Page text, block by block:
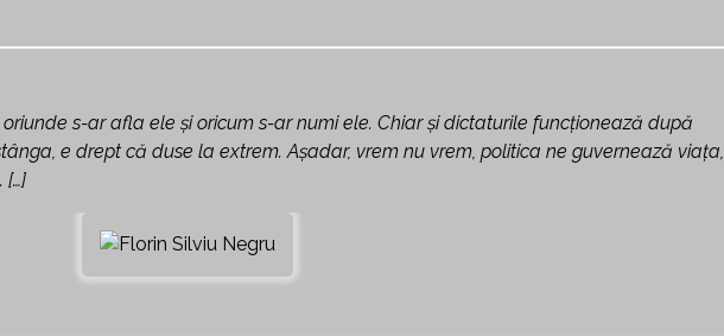
s-ar afla ele și oricum s-ar numi ele. Chiar și dictaturile funcționează după
e drept că duse la extrem. Așadar, vrem nu vrem, politica ne guvernează viața,
[…]